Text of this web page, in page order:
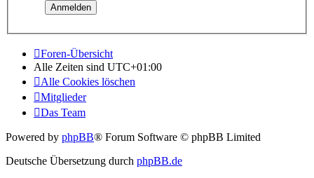
Foren-Übersicht
Alle Zeiten sind UTC+01:00
Alle Cookies löschen
Mitglieder
Das Team
Powered by phpBB® Forum Software © phpBB Limited
Deutsche Übersetzung durch phpBB.de